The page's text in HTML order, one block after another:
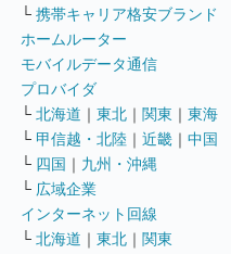
└ 携帯キャリア格安ブランド
ホームルーター
モバイルデータ通信
プロバイダ
└ 北海道 ｜ 東北 ｜ 関東 ｜ 東海
└ 甲信越・北陸 ｜ 近畿 ｜ 中国
└ 四国 ｜ 九州・沖縄
└ 広域企業
インターネット回線
└ 北海道 ｜ 東北 ｜ 関東